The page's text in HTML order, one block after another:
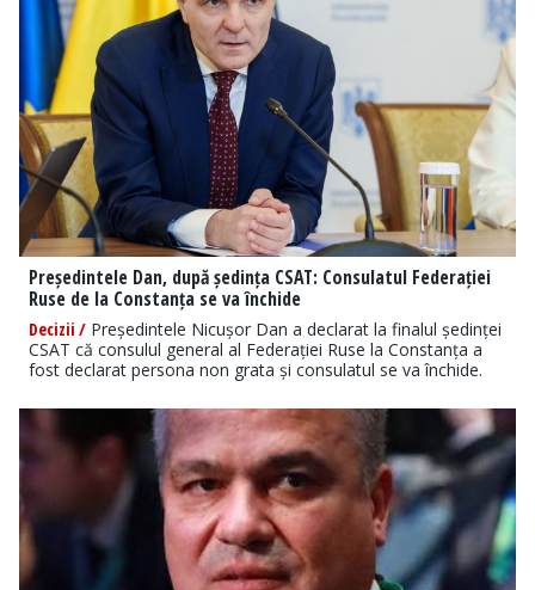
Președintele Dan, după ședința CSAT: Consulatul Federației
Ruse de la Constanța se va închide
Decizii / Președintele Nicușor Dan a declarat la finalul ședinței
CSAT că consulul general al Federației Ruse la Constanța a
fost declarat persona non grata și consulatul se va închide.